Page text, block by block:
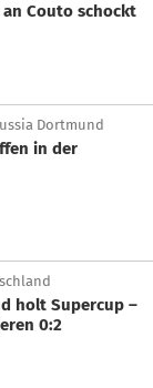
an Couto schockt
Dortmund
0:2